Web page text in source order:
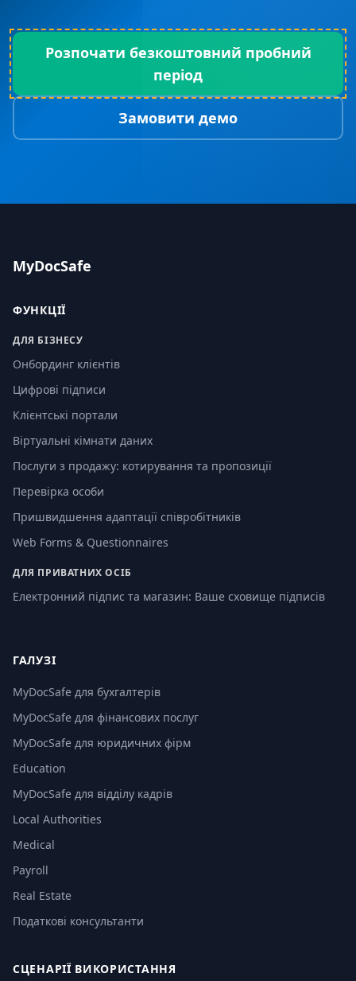
Розпочати безкоштовний пробний
період
Замовити демо
MyDocSafe
ФУНКЦІЇ
ДЛЯ БІЗНЕСУ
Онбординг клієнтів
Цифрові підписи
Клієнтські портали
Віртуальні кімнати даних
Послуги з продажу: котирування та пропозиції
Перевірка особи
Пришвидшення адаптації співробітників
Web Forms & Questionnaires
ДЛЯ ПРИВАТНИХ ОСІБ
Електронний підпис та магазин: Ваше сховище підписів
ГАЛУЗІ
MyDocSafe для бухгалтерів
MyDocSafe для фінансових послуг
MyDocSafe для юридичних фірм
Education
MyDocSafe для відділу кадрів
Local Authorities
Medical
Payroll
Real Estate
Податкові консультанти
СЦЕНАРІЇ ВИКОРИСТАННЯ